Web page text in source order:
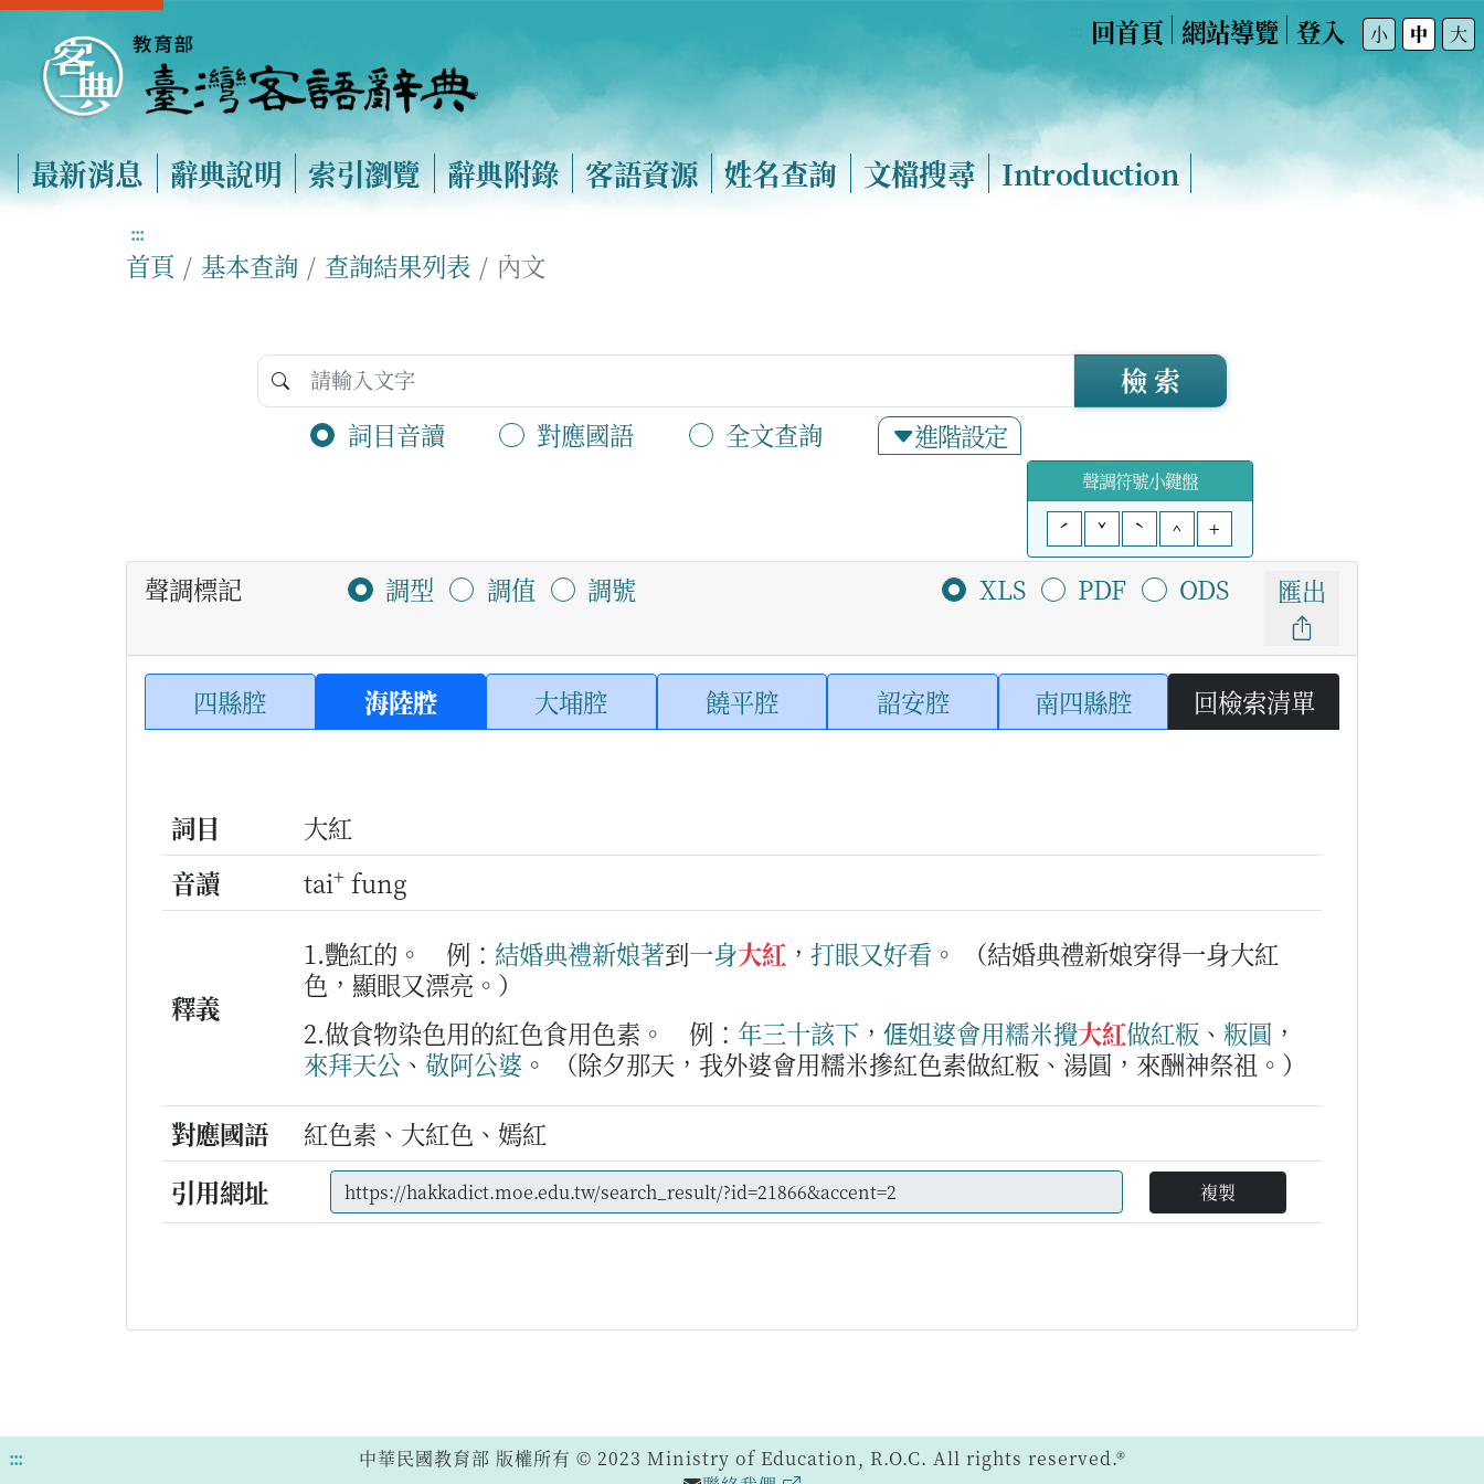
回首頁 網站導覽 登入 小 中 大
最新消息 辭典說明 索引瀏覽 辭典附錄 客語資源 姓名查詢 文檔搜尋 Introduction
:::
首頁 基本查詢 查詢結果列表 內文
詞目音讀 對應國語 全文查詢 進階設定
檢 索
聲調符號小鍵盤
ˊ
ˇ ˋ ^ +
聲調標記 調型 調值 調號 XLS PDF ODS 匯出
四縣腔 海陸腔 大埔腔 饒平腔 詔安腔 南四縣腔 回檢索清單
詞目
大紅
音讀
tai+ fung
釋義
1.艷紅的。 例： 結婚典禮新娘著到一身大紅 ， 打眼又好看 。
（結婚典禮新娘穿得一身大紅
色，顯眼又漂亮。）
2.做食物染色用的紅色食用色素。
例： 年三十該下 ， 𠊎姐婆會用糯米攪大紅做紅粄 、 粄圓 ，
來拜天公 、 敬阿公婆 。
（除夕那天，我外婆會用糯米摻紅色素做紅粄、湯圓，來酬神祭祖。）
對應國語
紅色素、大紅色、嫣紅
引用網址
複製
:::
中華民國教育部 版權所有 © 2023 Ministry of Education, R.O.C. All rights reserved.®